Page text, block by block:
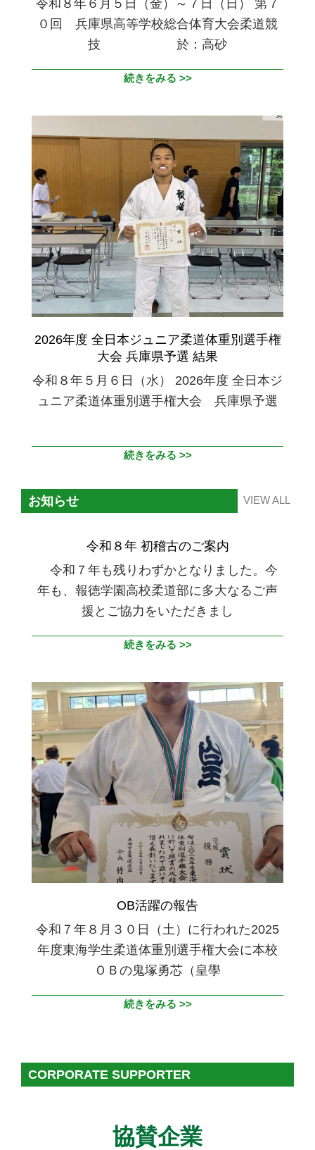
令和８年６月５日（金）～７日（日） 第７
０回 兵庫県高等学校総合体育大会柔道競
技 於：高砂
続きをみる >>
2026年度 全日本ジュニア柔道体重別選手権
大会 兵庫県予選 結果
令和８年５月６日（水） 2026年度 全日本ジ
ュニア柔道体重別選手権大会 兵庫県予選
続きをみる >>
お知らせ VIEW ALL
令和８年 初稽古のご案内
令和７年も残りわずかとなりました。今
年も、報徳学園高校柔道部に多大なるご声
援とご協力をいただきまし
続きをみる >>
OB活躍の報告
令和７年８月３０日（土）に行われた2025
年度東海学生柔道体重別選手権大会に本校
ＯＢの鬼塚勇芯（皇學
続きをみる >>
11-
27
CORPORATE SUPPORTER
協賛企業